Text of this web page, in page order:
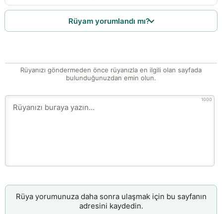
Rüyam yorumlandı mı?
Rüyanızı göndermeden önce rüyanızla en ilgili olan sayfada
bulunduğunuzdan emin olun.
1000
Rüya yorumunuza daha sonra ulaşmak için bu sayfanın
adresini kaydedin.